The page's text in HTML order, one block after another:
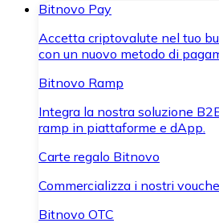
Bitnovo Pay
Accetta criptovalute nel tuo
con un nuovo metodo di
Bitnovo Ramp
Integra la nostra soluzione
ramp in piattaforme e dApp.
Carte regalo Bitnovo
Commercializza i nostri
Bitnovo OTC